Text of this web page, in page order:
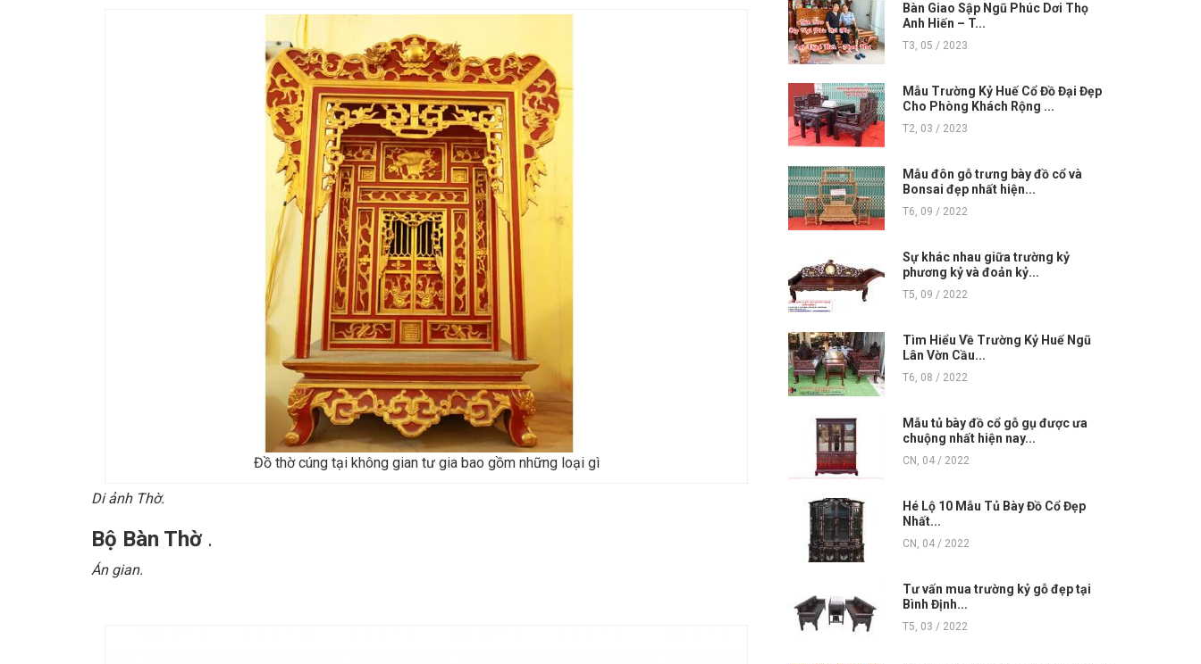
Đồ thờ cúng tại không gian tư gia bao gồm những loại gì
Di ảnh Thờ.
Bộ Bàn Thờ .
Án gian.
Bàn Giao Sập Ngũ Phúc Dơi Thọ
Anh Hiến – T...
T3, 05 / 2023
Mẫu Trường Kỷ Huế Cổ Đồ Đại Đẹp
Cho Phòng Khách Rộng ...
T2, 03 / 2023
Mẫu đôn gỗ trưng bày đồ cổ và
Bonsai đẹp nhất hiện...
T6, 09 / 2022
Sự khác nhau giữa trường kỷ
phương kỷ và đoản kỷ...
T5, 09 / 2022
Tìm Hiểu Về Trường Kỷ Huế Ngũ
Lân Vờn Cầu...
T6, 08 / 2022
Mẫu tủ bày đồ cổ gỗ gụ được ưa
chuộng nhất hiện nay...
CN, 04 / 2022
Hé Lộ 10 Mẫu Tủ Bày Đồ Cổ Đẹp
Nhất...
CN, 04 / 2022
Tư vấn mua trường kỷ gỗ đẹp tại
Bình Định...
T5, 03 / 2022